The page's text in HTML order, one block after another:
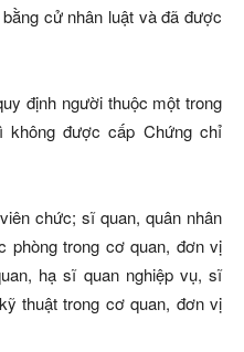
cử nhân luật và đã được
định người thuộc một trong
không được cấp Chứng chỉ
chức; sĩ quan, quân nhân
phòng trong cơ quan, đơn vị
hạ sĩ quan nghiệp vụ, sĩ
thuật trong cơ quan, đơn vị